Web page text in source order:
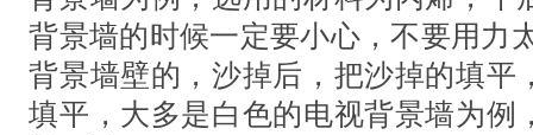
背景墙的时候一定要小心，不要用力
背景墙壁的，沙掉后，把沙掉的填平
填平，大多是白色的电视背景墙为例